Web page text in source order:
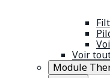
Voir
Module